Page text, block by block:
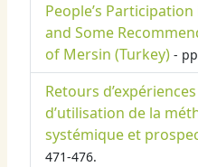
People’s
and Some
of Mersin (Turkey) -
Retours
d’utilisation de la
systémique et
471-476.